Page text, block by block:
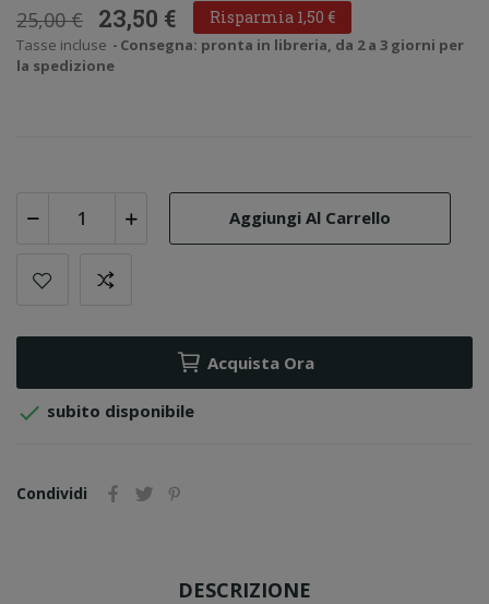
25,00 € 23,50 € Risparmia 1,50 €
Tasse incluse
Consegna: pronta in libreria, da 2 a 3 giorni per
la spedizione
Aggiungi Al Carrello
Acquista Ora
 subito disponibile
Condividi
DESCRIZIONE